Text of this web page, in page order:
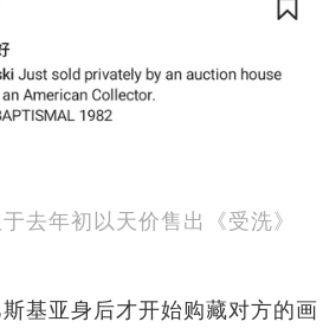
去年初以天价售出《受洗》
基亚身后才开始购藏对方的画